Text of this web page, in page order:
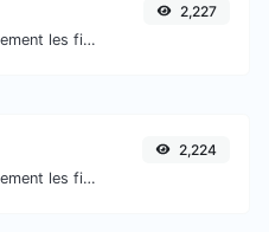
Convertissez facilement les fichiers image BMP en WEBP.
2,227
Convertissez facilement les fichiers image GIF en ICO.
2,224